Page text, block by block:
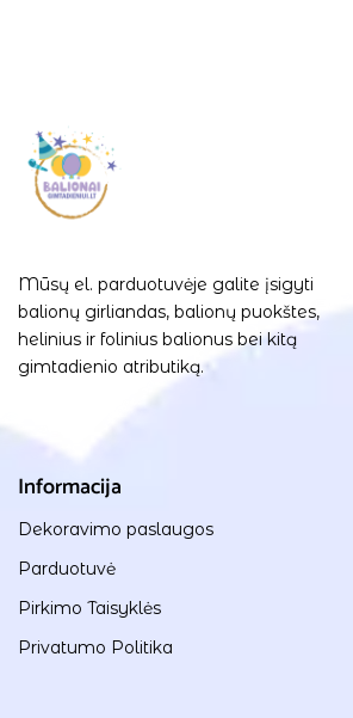
Mūsų el. parduotuvėje galite įsigyti
balionų girliandas, balionų puokštes,
helinius ir folinius balionus bei kitą
gimtadienio atributiką.
Informacija
Dekoravimo paslaugos
Parduotuvė
Pirkimo Taisyklės
Privatumo Politika